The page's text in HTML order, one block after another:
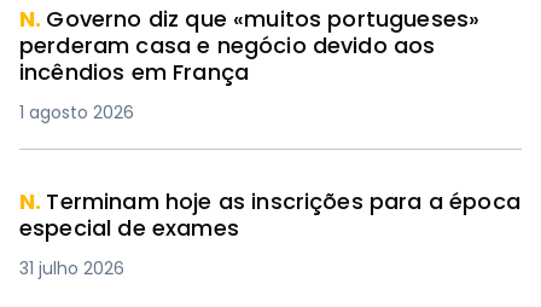
N. Governo diz que «muitos portugueses»
perderam casa e negócio devido aos
incêndios em França
1 agosto 2026
N. Terminam hoje as inscrições para a época
especial de exames
31 julho 2026